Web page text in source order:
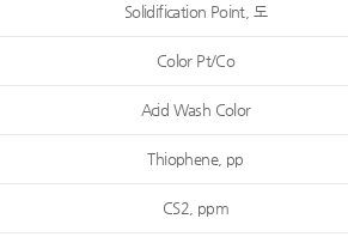
Solidification Point, 도
Color Pt/Co
Acid Wash Color
Thiophene, pp
CS2, ppm